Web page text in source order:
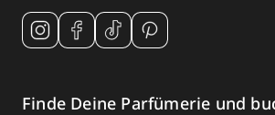
Finde Deine Parfümerie und